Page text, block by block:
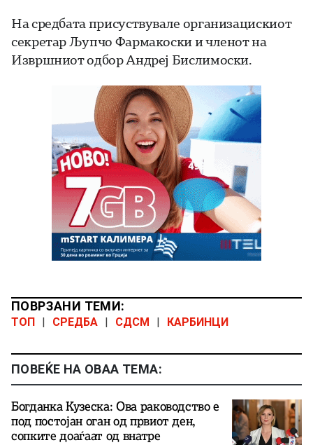
На средбата присуствувале организацискиот
секретар Љупчо Фармакоски и членот на
Извршниот одбор Андреј Бислимоски.
ПОВРЗАНИ ТЕМИ:
ТОП | СРЕДБА | СДСМ | КАРБИНЦИ
ПОВЕЌЕ НА ОВАА ТЕМА:
Богданка Кузеска: Ова раководство е
под постојан оган од првиот ден,
сопките доаѓаат од внатре